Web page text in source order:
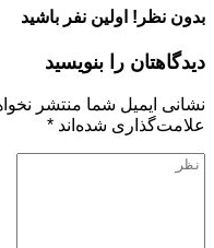
بدون نظر! اولین نفر باشید
دیدگاهتان را بنویسید
نشانی ایمیل شما منتشر
علامت‌گذاری شده‌اند *